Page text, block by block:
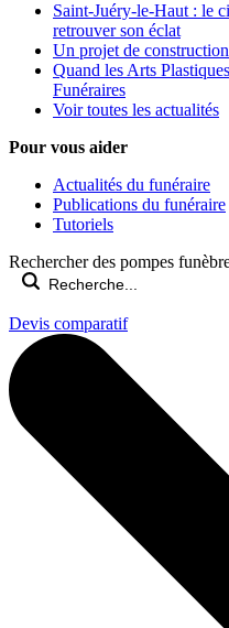
Saint-Juéry-le-Haut : le
retrouver son éclat
Un projet de
Quand les Arts
Funéraires
Voir toutes les actualités
Pour vous aider
Actualités du funéraire
Publications du funéraire
Tutoriels
Rechercher des pompes
Devis comparatif